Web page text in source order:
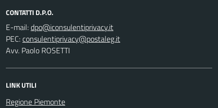
CONTATTI D.P.O.
E-mail:
PEC:
Avv. Paolo ROSETTI
LINK UTILI
Regione Piemonte